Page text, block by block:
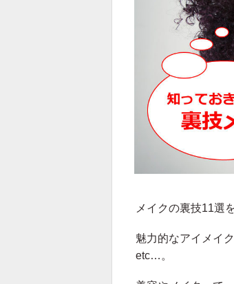
メイクの裏技11選
魅力的なアイメイ
etc…。